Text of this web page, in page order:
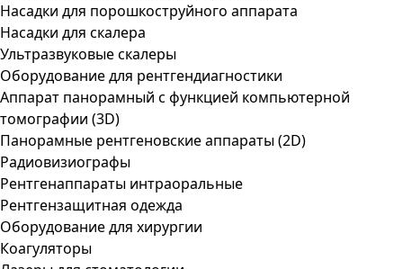
Насадки для порошкоструйного аппарата
Насадки для скалера
Ультразвуковые скалеры
Оборудование для рентгендиагностики
Аппарат панорамный с функцией компьютерной
томографии (3D)
Панорамные рентгеновские аппараты (2D)
Радиовизиографы
Рентгенаппараты интраоральные
Рентгензащитная одежда
Оборудование для хирургии
Коагуляторы